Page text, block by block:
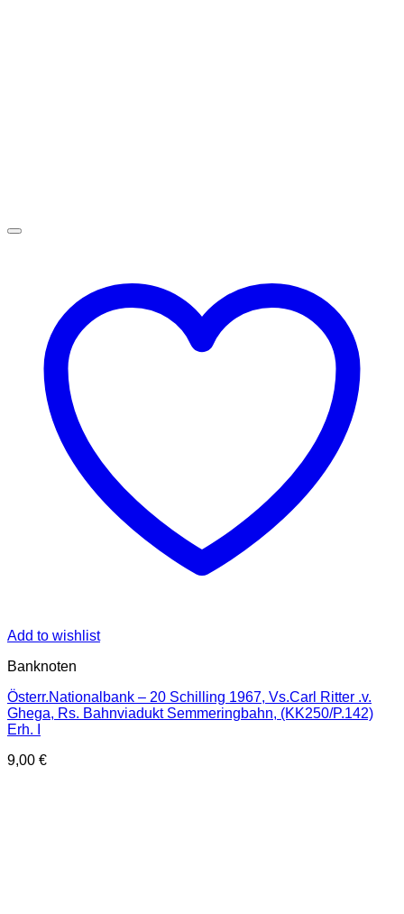
Add to wishlist
Banknoten
Österr.Nationalbank – 20 Schilling 1967, Vs.Carl Ritter .v.
Ghega, Rs. Bahnviadukt Semmeringbahn, (KK250/P.142)
Erh. I
9,00 €